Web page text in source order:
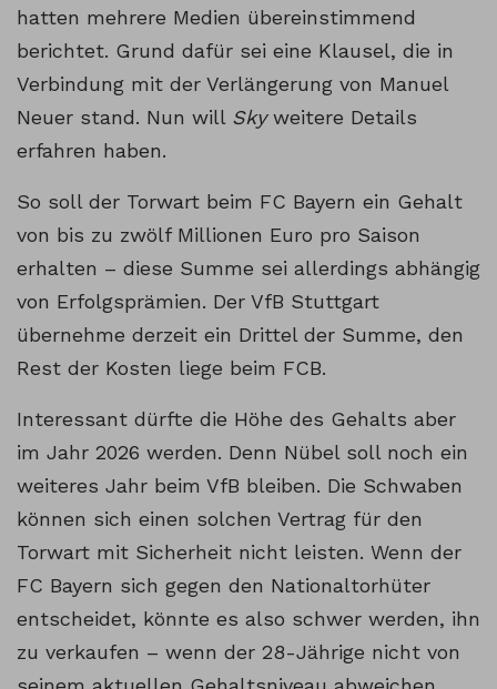
hatten mehrere Medien übereinstimmend
berichtet. Grund dafür sei eine Klausel, die in
Verbindung mit der Verlängerung von Manuel
Neuer stand. Nun will Skyweitere Details
erfahren haben.
So soll der Torwart beim FC Bayern ein Gehalt
von bis zu zwölf Millionen Euro pro Saison
erhalten – diese Summe sei allerdings abhängig
von Erfolgsprämien. Der VfB Stuttgart
übernehme derzeit ein Drittel der Summe, den
Rest der Kosten liege beim FCB.
Interessant dürfte die Höhe des Gehalts aber
im Jahr 2026 werden. Denn Nübel soll noch ein
weiteres Jahr beim VfB bleiben. Die Schwaben
können sich einen solchen Vertrag für den
Torwart mit Sicherheit nicht leisten. Wenn der
FC Bayern sich gegen den Nationaltorhüter
entscheidet, könnte es also schwer werden, ihn
zu verkaufen – wenn der 28-Jährige nicht von